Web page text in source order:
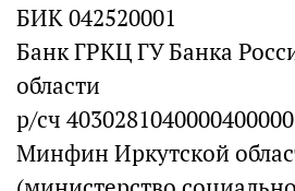
БИК 042520001
Банк ГРКЦ ГУ Банка
области
р/сч
Минфин Иркутской